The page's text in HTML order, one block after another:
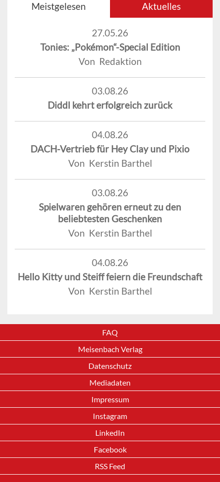
Meistgelesen Aktuelles
27.05.26
Tonies: „Pokémon“-Special Edition
Von Redaktion
03.08.26
Diddl kehrt erfolgreich zurück
04.08.26
DACH-Vertrieb für Hey Clay und Pixio
Von Kerstin Barthel
03.08.26
Spielwaren gehören erneut zu den
beliebtesten Geschenken
Von Kerstin Barthel
04.08.26
Hello Kitty und Steiff feiern die Freundschaft
Von Kerstin Barthel
FAQ
Meisenbach Verlag
Datenschutz
Mediadaten
Impressum
Instagram
LinkedIn
Facebook
RSS Feed